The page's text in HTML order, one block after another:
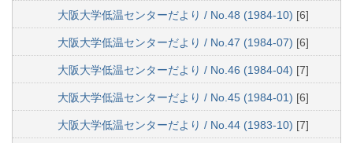
大阪大学低温センターだより / No.48 (1984-10) [6]
大阪大学低温センターだより / No.47 (1984-07) [6]
大阪大学低温センターだより / No.46 (1984-04) [7]
大阪大学低温センターだより / No.45 (1984-01) [6]
大阪大学低温センターだより / No.44 (1983-10) [7]